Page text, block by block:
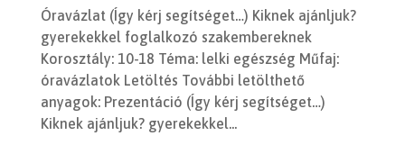
Óravázlat (Így kérj segítséget…) Kiknek ajánljuk?
gyerekekkel foglalkozó szakembereknek
Korosztály: 10-18 Téma: lelki egészség Műfaj:
óravázlatok Letöltés További letölthető
anyagok: Prezentáció (Így kérj segítséget…)
Kiknek ajánljuk? gyerekekkel...